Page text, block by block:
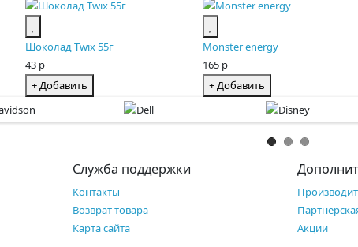
Шоколад Twix 55г
43 р
+ Добавить
Monster energy
165 р
+ Добавить
Служба поддержки
Контакты
Возврат товара
Карта сайта
Акции